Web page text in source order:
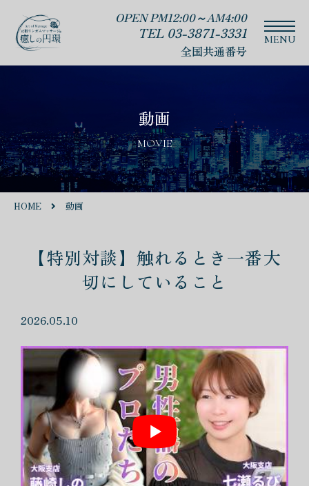
OPEN PM12:00～AM4:00
TEL 03-3871-3331
全国共通番号
動画
MOVIE
HOME 動画
【特別対談】触れるとき一番大
切にしていること
2026.05.10